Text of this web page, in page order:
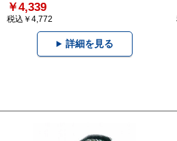
￥4,339
税込￥4,772
詳細を見る